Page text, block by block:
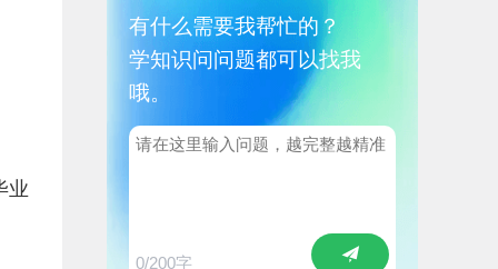
业
有什么需要我帮忙的？
学知识问问题都可以找我
哦。
0/200字